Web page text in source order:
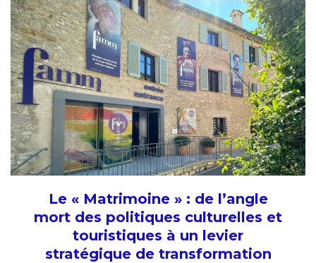
Le « Matrimoine » : de l’angle
mort des politiques culturelles et
touristiques à un levier
stratégique de transformation